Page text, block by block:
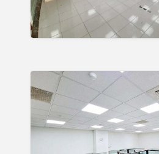
水
間/
西
捷
運
站
旁
現
成
隔
裝
潢
87519898
有
北
內